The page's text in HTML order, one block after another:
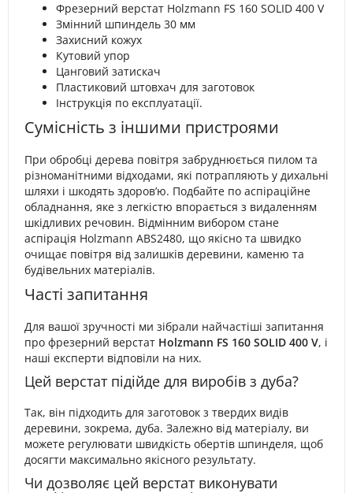
Фрезерний верстат Holzmann FS 160 SOLID 400 V
Змінний шпиндель 30 мм
Захисний кожух
Кутовий упор
Цанговий затискач
Пластиковий штовхач для заготовок
Інструкція по експлуатації.
Сумісність з іншими пристроями
При обробці дерева повітря забруднюється пилом та
різноманітними відходами, які потрапляють у дихальні
шляхи і шкодять здоров’ю. Подбайте по аспіраційне
обладнання, яке з легкістю впорається з видаленням
шкідливих речовин. Відмінним вибором стане
аспірація Holzmann ABS2480, що якісно та швидко
очищає повітря від залишків деревини, каменю та
будівельних матеріалів.
Часті запитання
Для вашої зручності ми зібрали найчастіші запитання
про фрезерний верстат Holzmann FS 160 SOLID 400 V, і
наші експерти відповіли на них.
Цей верстат підійде для виробів з дуба?
Так, він підходить для заготовок з твердих видів
деревини, зокрема, дуба. Залежно від матеріалу, ви
можете регулювати швидкість обертів шпинделя, щоб
досягти максимально якісного результату.
Чи дозволяє цей верстат виконувати